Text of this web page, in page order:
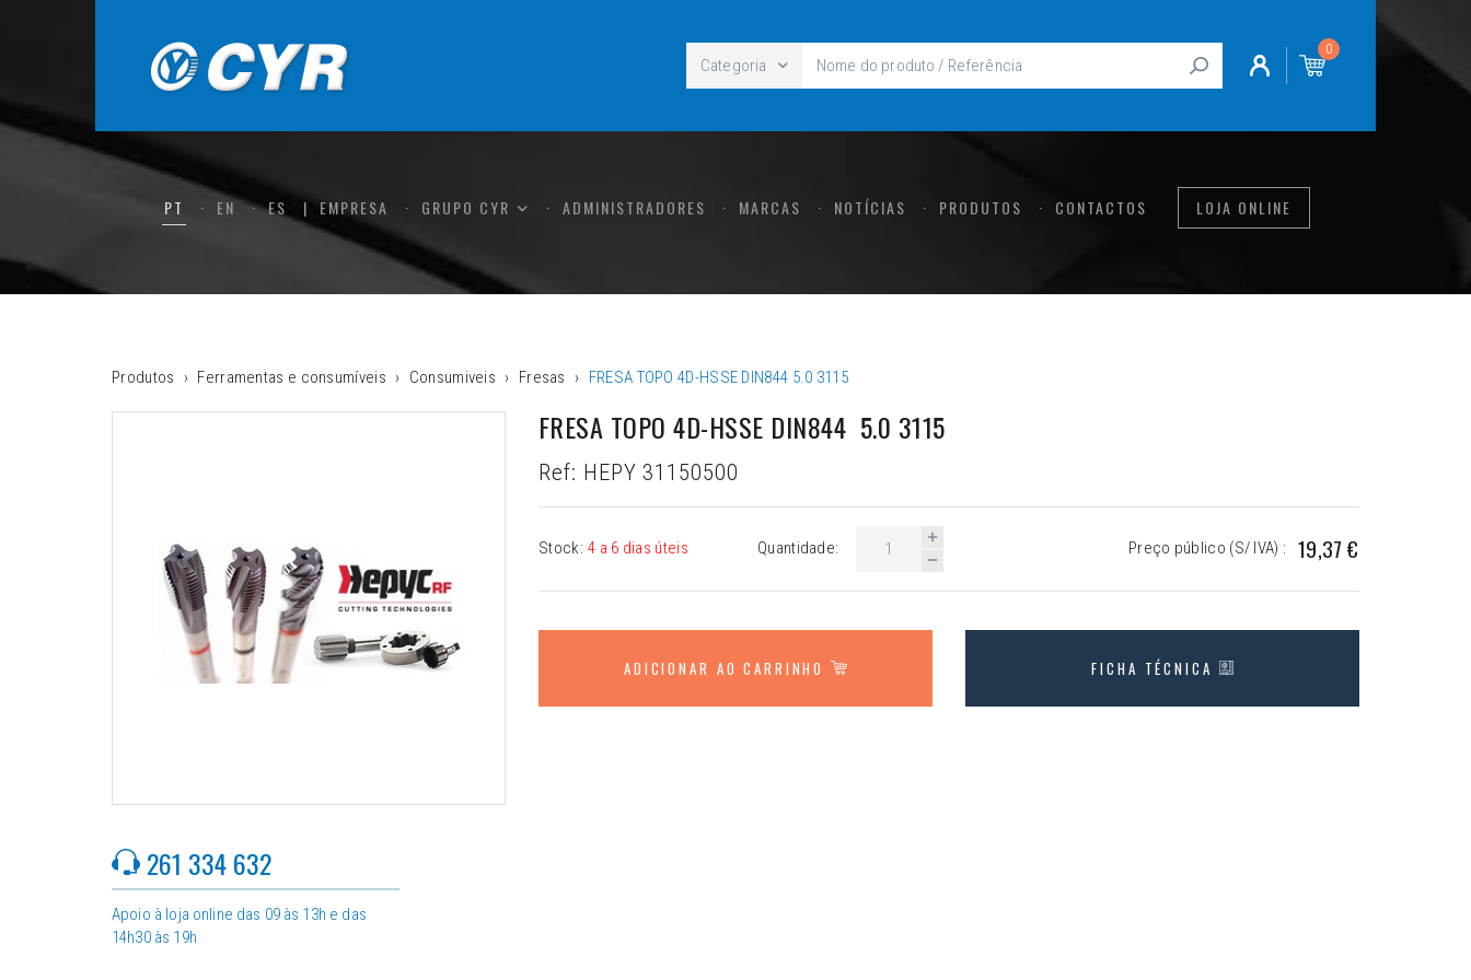
Categoria
0
PT EN ES EMPRESA GRUPO CYR ADMINISTRADORES MARCAS NOTÍCIAS PRODUTOS CONTACTOS LOJA ONLINE
Produtos Ferramentas e consumíveis Consumiveis Fresas FRESA TOPO 4D-HSSE DIN844 5.0 3115
FRESA TOPO 4D-HSSE DIN844  5.0 3115
Ref: HEPY 31150500
261 334 632
Apoio à loja online das 09 às 13h e das
14h30 às 19h
Stock: 4 a 6 dias úteis Quantidade: Preço público (S/ IVA) : 19,37 €
ADICIONAR AO CARRINHO FICHA TÉCNICA